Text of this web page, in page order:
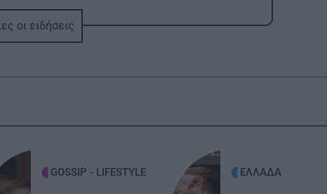
ΚΡΗΤΗ
Αμμουδάρα: Τα γενέθλια που έγιναν
μετάδοση» την ώρα που έκανε live στο
Tiktok
οι ειδήσεις
GOSSIP - LIFESTYLE ΕΛΛΑΔΑ